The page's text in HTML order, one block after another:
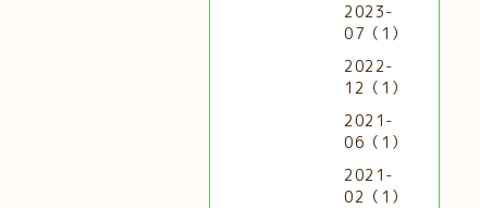
2023-
07（1）
2022-
12（1）
2021-
06（1）
2021-
02（1）